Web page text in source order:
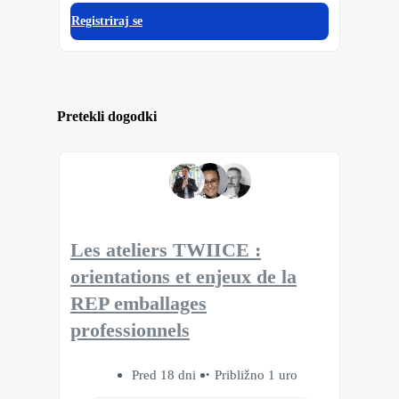
Registriraj se
Pretekli dogodki
Les ateliers TWIICE :
orientations et enjeux de la
REP emballages
professionnels
Pred 18 dni Približno 1 uro